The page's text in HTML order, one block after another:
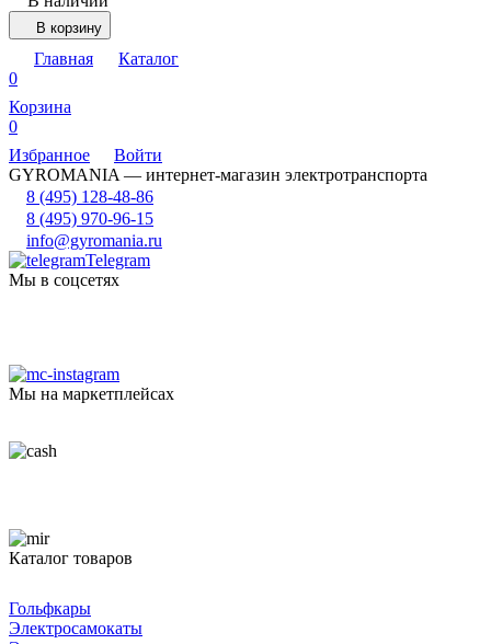
В корзину
Главная
Каталог
0
Корзина
0
Избранное
Войти
GYROMANIA — интернет-магазин электротранспорта
8 (495) 128-48-86
8 (495) 970-96-15
info@gyromania.ru
Telegram
Мы в соцсетях
Мы на маркетплейсах
Каталог товаров
Гольфкары
Электросамокаты